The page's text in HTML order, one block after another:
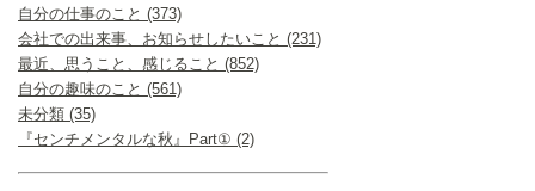
自分の仕事のこと (373)
会社での出来事、お知らせしたいこと (231)
最近、思うこと、感じること (852)
自分の趣味のこと (561)
未分類 (35)
『センチメンタルな秋』Part① (2)